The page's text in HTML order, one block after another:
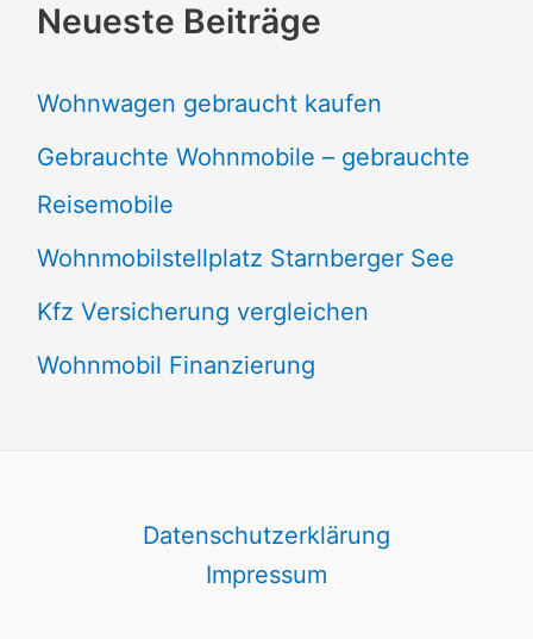
Neueste Beiträge
Wohnwagen gebraucht kaufen
Gebrauchte Wohnmobile – gebrauchte
Reisemobile
Wohnmobilstellplatz Starnberger See
Kfz Versicherung vergleichen
Wohnmobil Finanzierung
Datenschutzerklärung
Impressum